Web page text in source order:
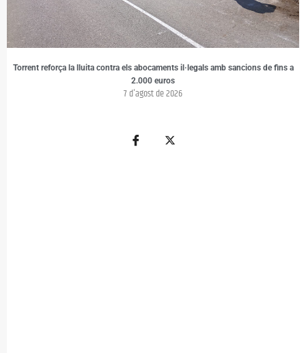
Torrent reforça la lluita contra els abocaments il·legals amb sancions de fins a
2.000 euros
7 d'agost de 2026